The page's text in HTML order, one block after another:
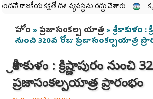
రాజకీయ కక్షతో దిశ వ్య‌వ‌స్థ‌ను రద్దు చేశారు
You are here
హోం »ప్రజాసంకల్ప యాత్ర» శ్రీకాకుళం :
నుంచి 320వ రోజు ప్రజాసంకల్పయాత్ర
శ్రీకాకుళం : క్రిష్ణాపురం నుంచి
ప్రజాసంకల్పయాత్ర ప్రారంభం